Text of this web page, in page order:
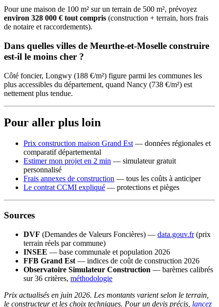
Pour une maison de 100 m² sur un terrain de 500 m², prévoyez
environ 328 000 € tout compris (construction + terrain, hors frais
de notaire et raccordements).
Dans quelles villes de Meurthe-et-Moselle construire
est-il le moins cher ?
Côté foncier, Longwy (188 €/m²) figure parmi les communes les
plus accessibles du département, quand Nancy (738 €/m²) est
nettement plus tendue.
Pour aller plus loin
Prix construction maison Grand Est — données régionales et
comparatif départemental
Estimer mon projet en 2 min — simulateur gratuit
personnalisé
Frais annexes de construction — tous les coûts à anticiper
Le contrat CCMI expliqué — protections et pièges
Sources
DVF (Demandes de Valeurs Foncières) — data.gouv.fr(prix
terrain réels par commune)
INSEE — base communale et population 2026
FFB Grand Est — indices de coût de construction 2026
Observatoire Simulateur Construction — barèmes calibrés
sur 36 critères, méthodologie
Prix actualisés en juin 2026. Les montants varient selon le terrain,
le constructeur et les choix techniques. Pour un devis précis, lancez